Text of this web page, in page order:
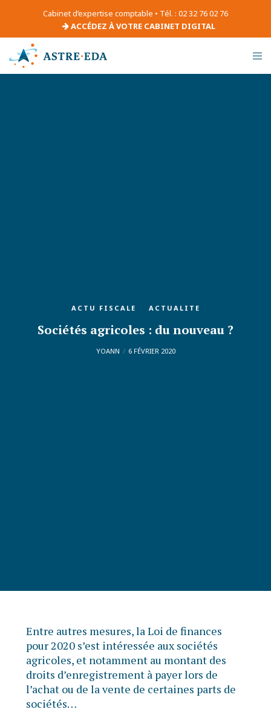
Cabinet d’expertise comptable • Tél. : 02 32 76 02 76
ACCÉDEZ À VOTRE CABINET DIGITAL
ACTU FISCALE ACTUALITE
Sociétés agricoles : du nouveau ?
YOANN 6 FÉVRIER 2020
Entre autres mesures, la Loi de finances
pour 2020 s’est intéressée aux sociétés
agricoles, et notamment au montant des
droits d’enregistrement à payer lors de
l’achat ou de la vente de certaines parts de
sociétés…